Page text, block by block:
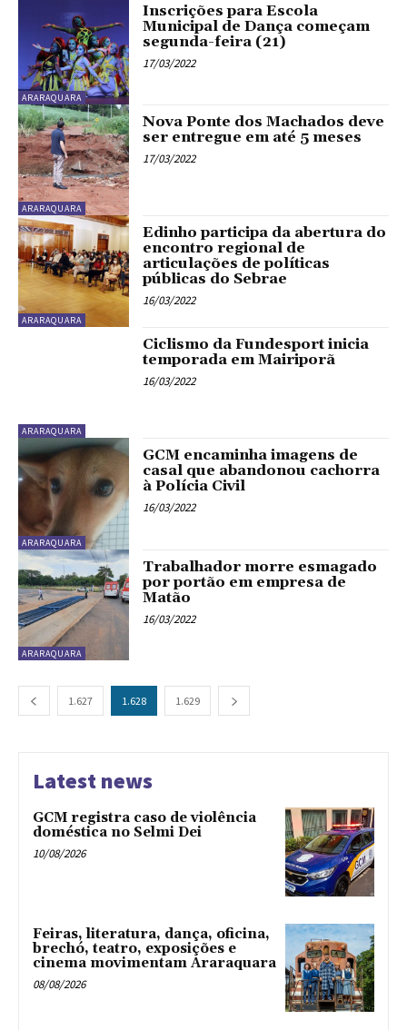
ARARAQUARA
Inscrições para Escola
Municipal de Dança começam
segunda-feira (21)
17/03/2022
ARARAQUARA
Nova Ponte dos Machados deve
ser entregue em até 5 meses
17/03/2022
ARARAQUARA
Edinho participa da abertura do
encontro regional de
articulações de políticas
públicas do Sebrae
16/03/2022
ARARAQUARA
Ciclismo da Fundesport inicia
temporada em Mairiporã
16/03/2022
ARARAQUARA
GCM encaminha imagens de
casal que abandonou cachorra
à Polícia Civil
16/03/2022
ARARAQUARA
Trabalhador morre esmagado
por portão em empresa de
Matão
16/03/2022
1.627 1.628 1.629
Latest news
GCM registra caso de violência
doméstica no Selmi Dei
10/08/2026
Feiras, literatura, dança, oficina,
brechó, teatro, exposições e
cinema movimentam Araraquara
08/08/2026